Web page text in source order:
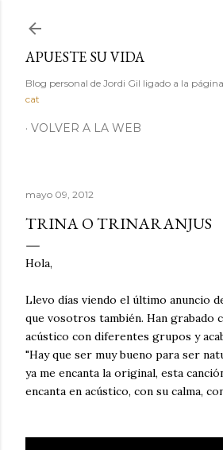
APUESTE SU VIDA
Blog personal de Jordi Gil ligado a la
cat
VOLVER A LA WEB
mayo 09, 2012
TRINA O TRINARANJUS
Hola,
Llevo días viendo el último anuncio
que vosotros también. Han grabado
acústico con diferentes grupos y
"Hay que ser muy bueno para ser
ya me encanta la original, esta
encanta en acústico, con su calma,